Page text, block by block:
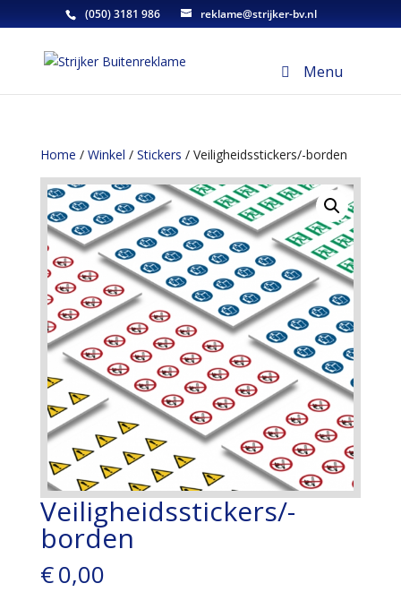
(050) 3181 986 reklame@strijker-bv.nl
Menu
Home / Winkel / Stickers / Veiligheidsstickers/-borden
Veiligheidsstickers/-
borden
€0,00